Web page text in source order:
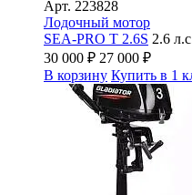
Арт. 223828
Лодочный мотор
SEA-PRO Т 2.6S 2.6
30 000 ₽ 27 000 ₽
В корзину Купить в 1